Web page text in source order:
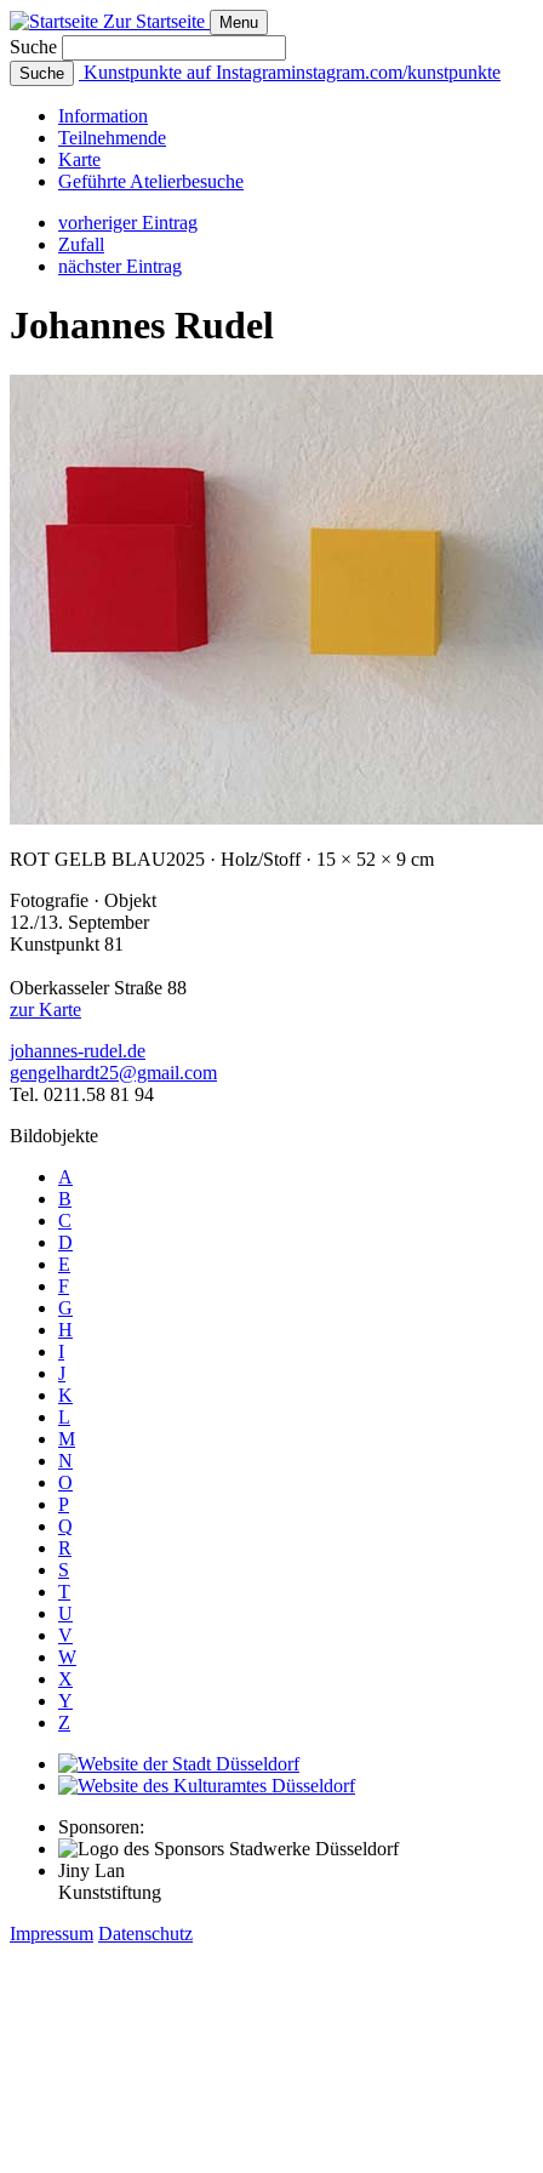
Zur Startseite Menu
Suche
Suche Kunstpunkte auf Instagraminstagram.com/kunstpunkte
Information
Teilnehmende
Karte
Geführte Atelierbesuche
vorheriger Eintrag
Zufall
nächster Eintrag
Johannes Rudel
ROT GELB BLAU2025 · Holz/Stoff · 15 × 52 × 9 cm
Fotografie · Objekt
12./13. September
Kunstpunkt 81
Oberkasseler Straße 88
zur Karte
johannes-rudel.de
gengelhardt25@gmail.com
Tel. 0211.58 81 94
Bildobjekte
A
B
C
D
E
F
G
H
I
J
K
L
M
N
O
P
Q
R
S
T
U
V
W
X
Y
Z
Sponsoren:
Jiny Lan
Kunststiftung
Impressum Datenschutz